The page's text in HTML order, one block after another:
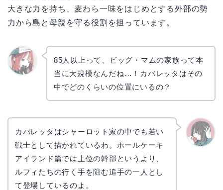
大きな力を持ち、麦わら一味をはじめとする外部の勢
力から島と母親を守る役割を担っています。
85人以上って、ビッグ・マムの家族って本
当に大規模なんだね…！カバレッタはその
中でどのくらいの位置にいるの？
カバレッタはシャーロット家の中でも若い
戦士として描かれているわ。ホールケーキ
アイランド篇では上位の幹部というより、
ルフィたちの行く手を阻む追手の一人とし
て登場しているのよ。